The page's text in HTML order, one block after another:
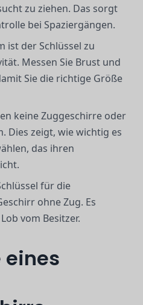
zu ziehen. Das sorgt
bei Spaziergängen.
ist der Schlüssel zu
Messen Sie Brust und
Sie die richtige Größe
keine Zuggeschirre oder
Dies zeigt, wie wichtig es
das ihren
für die
ohne Zug. Es
vom Besitzer.
eines